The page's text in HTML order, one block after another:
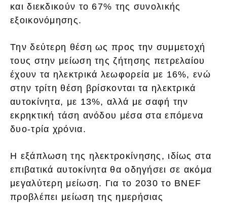
και διεκδικούν το 67% της συνολικής
εξοικονόμησης.
Την δεύτερη θέση ως προς την συμμετοχή
τους στην μείωση της ζήτησης πετρελαίου
έχουν τα ηλεκτρικά λεωφορεία με 16%, ενώ
στην τρίτη θέση βρίσκονται τα ηλεκτρικά
αυτοκίνητα, με 13%, αλλά με σαφή την
εκρηκτική τάση ανόδου μέσα στα επόμενα
δυο-τρία χρόνια.
Η εξάπλωση της ηλεκτροκίνησης, ιδίως στα
επιβατικά αυτοκίνητα θα οδηγήσει σε ακόμα
μεγαλύτερη μείωση. Για το 2030 το BNEF
προβλέπει μείωση της ημερήσιας